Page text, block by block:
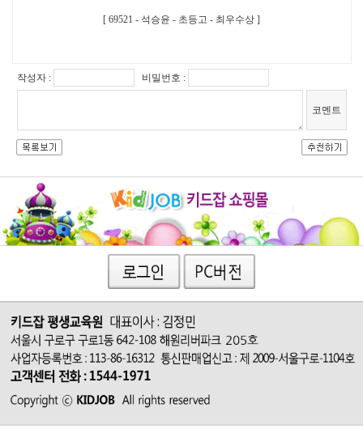
[ 69521 - 석승윤 - 초등고 - 최우수상 ]
작성자 : 비밀번호 :